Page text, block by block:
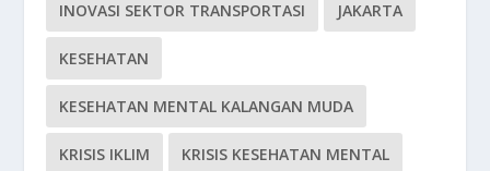
INOVASI SEKTOR TRANSPORTASI JAKARTA
KESEHATAN
KESEHATAN MENTAL KALANGAN MUDA
KRISIS IKLIM KRISIS KESEHATAN MENTAL